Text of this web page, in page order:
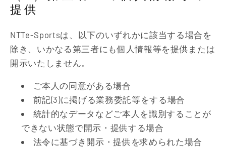
提供
NTTe-Sportsは、以下のいずれかに該当する場合を
除き、いかなる第三者にも個人情報等を提供または
開示いたしません。
ご本人の同意がある場合
前記(3)に掲げる業務委託等をする場合
統計的なデータなどご本人を識別することが
できない状態で開示・提供する場合
法令に基づき開示・提供を求められた場合